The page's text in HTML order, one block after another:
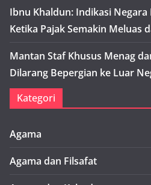
Ibnu Khaldun: Indikasi
Ketika Pajak Semakin Meluas
Mantan Staf Khusus Menag
Dilarang Bepergian ke Luar
Kategori
Agama
Agama dan Filsafat